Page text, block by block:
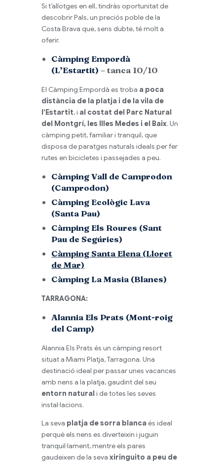
Si t’allotges en ell, tindràs oportunitat de
descobrir Pals, un preciós poble de la
Costa Brava que, sens dubte, té molt a
oferir.
Càmping Empordà
(L’Estartit) – tanca 10/10
El Càmping Empordà es troba a poca
distància de la platja i de la vila de
l’Estartit, i al costat del Parc Natural
del Montgrí, les Illes Medes i el Baix. Un
càmping petit, familiar i tranquil, que
disposa de paratges naturals ideals per fer
rutes en bicicletes i passejades a peu.
Càmping Vall de Camprodon
(Camprodon)
Càmping Ecològic Lava
(Santa Pau)
Càmping Els Roures (Sant
Pau de Segúries)
Càmping Santa Elena (Lloret
de Mar)
Càmping La Masia (Blanes)
TARRAGONA:
Alannia Els Prats (Mont-roig
del Camp)
Alannia Els Prats és un càmping resort
situat a Miami Platja, Tarragona. Una
destinació ideal per passar unes vacances
amb nens a la platja, gaudint del seu
entorn natural i de totes les seves
instal·lacions.
La seva platja de sorra blanca és ideal
perquè els nens es diverteixin i juguin
tranquil·lament, mentre els pares
gaudeixen de la seva xiringuito a peu de